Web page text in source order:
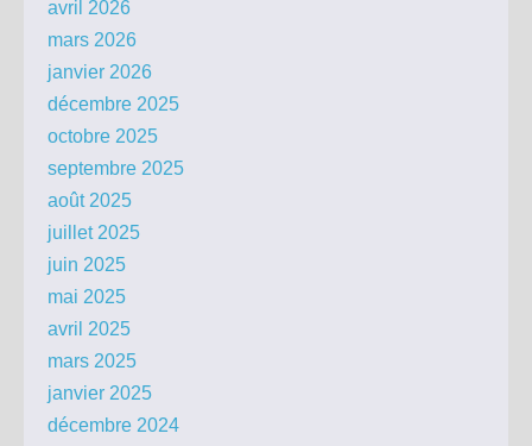
avril 2026
mars 2026
janvier 2026
décembre 2025
octobre 2025
septembre 2025
août 2025
juillet 2025
juin 2025
mai 2025
avril 2025
mars 2025
janvier 2025
décembre 2024